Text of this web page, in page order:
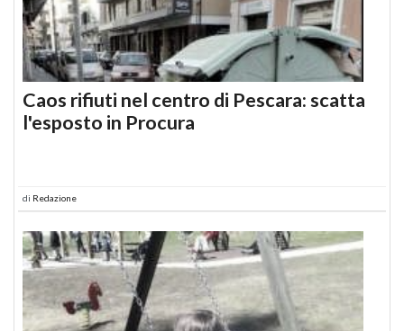
Caos rifiuti nel centro di Pescara: scatta
l'esposto in Procura
di Redazione